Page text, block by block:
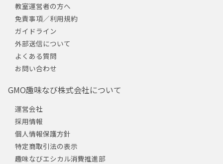
教室運営者の方へ
免責事項／利用規約
ガイドライン
外部送信について
よくある質問
お問い合わせ
GMO趣味なび株式会社について
運営会社
採用情報
個人情報保護方針
特定商取引法の表示
趣味なびエシカル消費推進部